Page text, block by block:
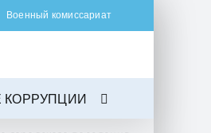
Военный комиссариат
КОРРУПЦИИ